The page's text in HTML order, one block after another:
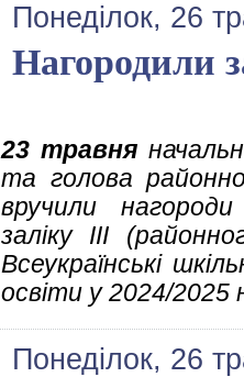
Понеділок, 26
Нагородили
23 травня
та голова
вручили нагороди
заліку ІІІ
Всеукраїнські
освіти у 2024/2025
Понеділок, 26